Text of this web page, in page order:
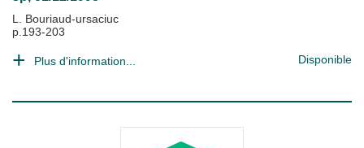
L. Bouriaud-ursaciuc
p.193-203
Plus d'information... Disponible